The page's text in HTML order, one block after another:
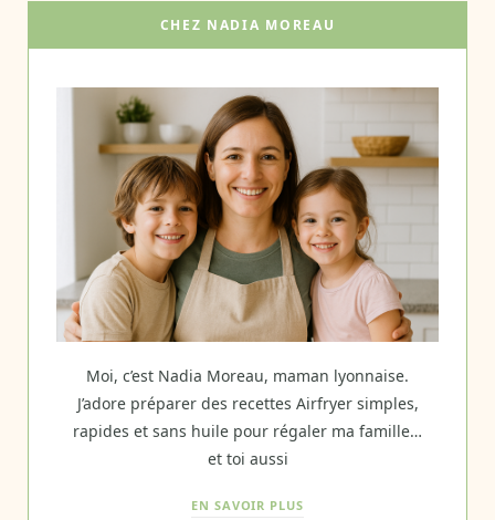
CHEZ NADIA MOREAU
Moi, c’est Nadia Moreau, maman lyonnaise.
J’adore préparer des recettes Airfryer simples,
rapides et sans huile pour régaler ma famille…
et toi aussi
EN SAVOIR PLUS